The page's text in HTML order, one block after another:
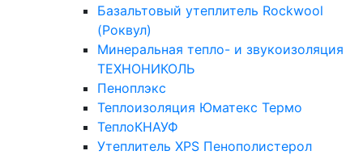
Базальтовый утеплитель Rockwool
(Роквул)
Минеральная тепло- и звукоизоляция
ТЕХНОНИКОЛЬ
Пеноплэкс
Теплоизоляция Юматекс Термо
ТеплоКНАУФ
Утеплитель XPS Пенополистерол